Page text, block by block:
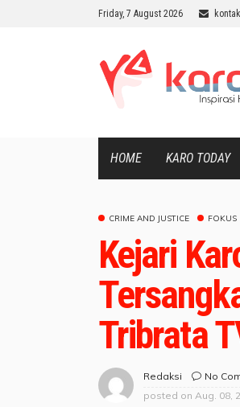
Friday, 7 August 2026
HOME KARO TODAY
CRIME AND JUSTICE FOKUS
Kejari
Tribrata
Redaksi
No
posted on Aug. 08,